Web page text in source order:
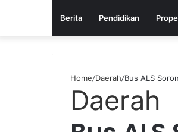
Berita Pendidikan
Home/Daerah/Bus ALS
Daerah